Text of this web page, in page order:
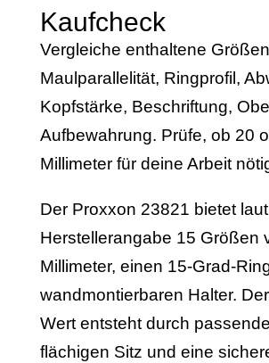
Kaufcheck
Vergleiche enthaltene
Maulparallelität, Ringprofil,
Kopfstärke, Beschriftung,
Aufbewahrung. Prüfe, ob 20
Millimeter für deine Arbeit
Der Proxxon 23821 bietet
Herstellerangabe 15 Größen
Millimeter, einen 15-Grad-
wandmontierbaren Halter.
Wert entsteht durch
flächigen Sitz und eine